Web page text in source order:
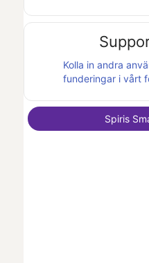
Kolla in andra
funderingar i vårt
Spiris